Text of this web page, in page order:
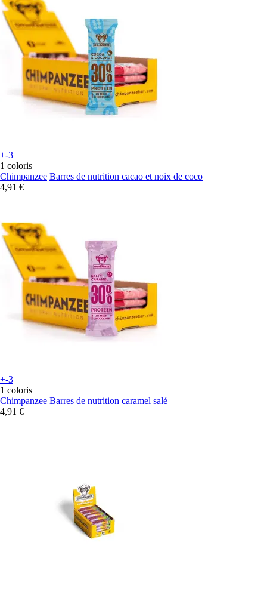
+-3
1 coloris
Chimpanzee Barres de nutrition cacao et noix de coco
4,91 €
+-3
1 coloris
Chimpanzee Barres de nutrition caramel salé
4,91 €